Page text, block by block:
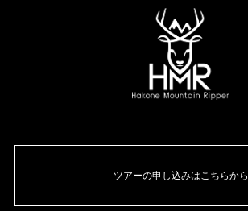
ツアーの申し込みはこちらから